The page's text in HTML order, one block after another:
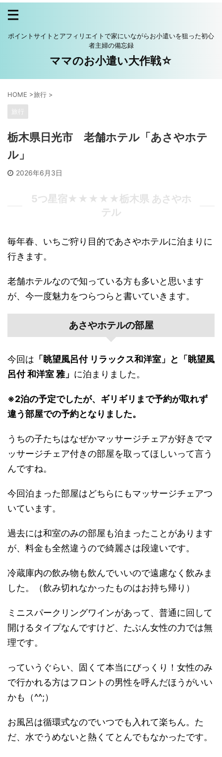
ポイントサイトとアフィリエイトで家にいながらお小遣いを狙った初心
者主婦の備忘録
ママのお小遣い大作戦☆
HOME >旅行 >
旅行
栃木県日光市 老舗ホテル「あさやホテ
ル」
2026年6月3日
5つ星宿★★★★★栃木県 あさやホ
テル
毎年春、いちご狩り目的であさやホテルに泊まりに
行きます。
老舗ホテルなので知っている方も多いと思います
が、今一度魅力をつらつらと書いていきます。
あさやホテルの部屋
今回は 「眺望風呂付 リラックス和洋室」と
「眺望風
呂付 和洋室 雅」 に泊まりました。
※2泊の予定でしたが、ギリギリまで予約が取れず
違う部屋での予約となりました。
うちの子たちはなぜかマッサージチェアが好きでマ
ッサージチェア付きの部屋を取ってほしいって言う
んですね。
今回泊まった部屋はどちらにもマッサージチェアつ
いています。
過去には和室のみの部屋も泊まったことがあります
が、料金も全然違うので綺麗さは段違いです。
冷蔵庫内の飲み物も飲んでいいので遠慮なく飲みま
した。（飲み切れなかったものはお持ち帰り）
ミニスパークリングワインがあって、普通に回して
開けるタイプなんですけど、たぶん女性の力では無
理です。
っていうぐらい、固くて本当にびっくり！女性のみ
で行かれる方はフロントの男性を呼んだほうがいい
かも（^^;）
お風呂は循環式なのでいつでも入れて楽ちん。た
だ、水でうめないと熱くてとんでもなかったです。